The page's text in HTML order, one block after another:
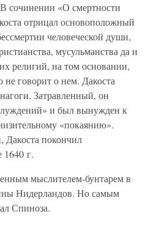
сочинении «О смертности
отрицал основоположный
человеческой души,
мусульманства да и
религий, на том основании,
не говорит о нем. Дакоста
Затравленный, он
и был вынужден к
«покаянию».
покончил
1640 г.
мыслителем-бунтарем в
Нидерландов. Но самым
Спиноза.